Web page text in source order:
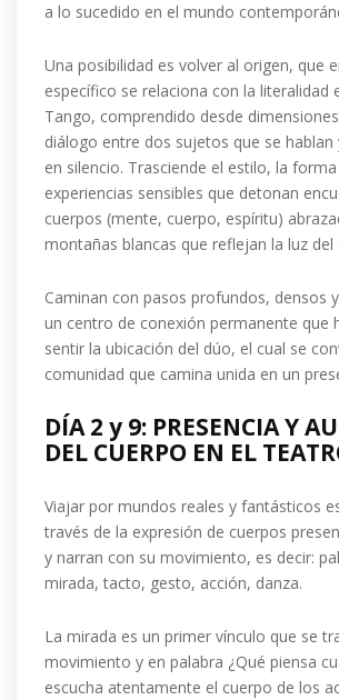
a lo sucedido en el mundo
Una posibilidad es volver al origen, que
específico se relaciona con la literalidad
Tango, comprendido desde
diálogo entre dos sujetos que se hablan
en silencio. Trasciende el estilo, la
experiencias sensibles que detonan
cuerpos (mente, cuerpo, espíritu)
montañas blancas que reflejan la luz del
Caminan con pasos profundos, densos
un centro de conexión permanente que
sentir la ubicación del dúo, el cual se
comunidad que camina unida en un
DÍA 2 y 9: PRESENCIA Y
DEL CUERPO EN EL
Viajar por mundos reales y fantásticos
través de la expresión de cuerpos
y narran con su movimiento, es decir:
mirada, tacto, gesto, acción, danza.
La mirada es un primer vínculo que se
movimiento y en palabra ¿Qué piensa
escucha atentamente el cuerpo de los